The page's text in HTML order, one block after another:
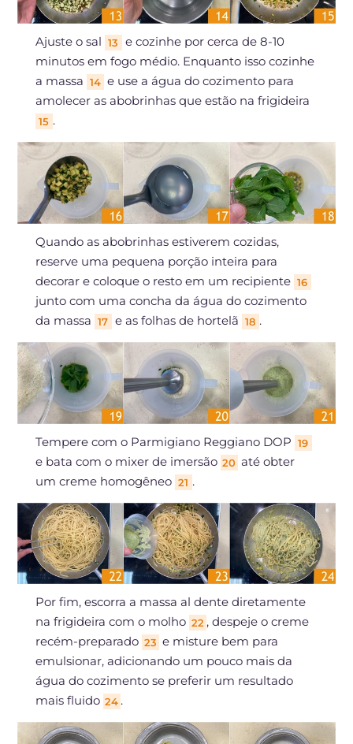
Ajuste o sal 13
e cozinhe por cerca de 8-10
minutos em fogo médio. Enquanto isso cozinhe
a massa 14 e use a água do cozimento para
amolecer as abobrinhas que estão na frigideira
15 .
Quando as abobrinhas estiverem cozidas,
reserve uma pequena porção inteira para
decorar e coloque o resto em um recipiente 16
junto com uma concha da água do cozimento
da massa 17 e as folhas de hortelã 18 .
Tempere com o Parmigiano Reggiano DOP 19
e bata com o mixer de imersão 20 até obter
um creme homogêneo 21 .
Por fim, escorra a massa al dente diretamente
na frigideira com o molho 22 , despeje o creme
recém-preparado 23 e misture bem para
emulsionar, adicionando um pouco mais da
água do cozimento se preferir um resultado
mais fluido 24 .